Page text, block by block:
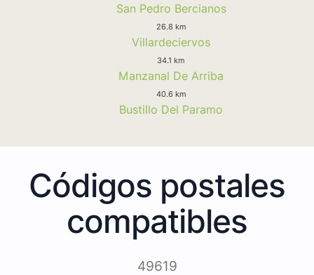
San Pedro Bercianos
26.8 km
Villardeciervos
34.1 km
Manzanal De Arriba
40.6 km
Bustillo Del Paramo
Códigos postales
compatibles
49619